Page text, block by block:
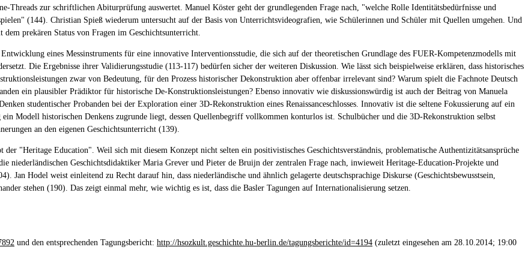
Threads zur schriftlichen Abiturprüfung auswertet. Manuel Köster geht der grundlegenden Frage nach, "welche Rolle Identitätsbedürfnisse und
(144). Christian Spieß wiederum untersucht auf der Basis von Unterrichtsvideografien, wie Schülerinnen und Schüler mit Quellen umgehen. Und
prekären Status von Fragen im Geschichtsunterricht.
eines Messinstruments für eine innovative Interventionsstudie, die sich auf der theoretischen Grundlage des FUER-Kompetenzmodells mit
Die Ergebnisse ihrer Validierungsstudie (113-117) bedürfen sicher der weiteren Diskussion. Wie lässt sich beispielweise erklären, dass historisches
zwar von Bedeutung, für den Prozess historischer Dekonstruktion aber offenbar irrelevant sind? Warum spielt die Fachnote Deutsch
ein plausibler Prädiktor für historische De-Konstruktionsleistungen? Ebenso innovativ wie diskussionswürdig ist auch der Beitrag von Manuela
studentischer Probanden bei der Exploration einer 3D-Rekonstruktion eines Renaissanceschlosses. Innovativ ist die seltene Fokussierung auf ein
Modell historischen Denkens zugrunde liegt, dessen Quellenbegriff vollkommen konturlos ist. Schulbücher und die 3D-Rekonstruktion selbst
an den eigenen Geschichtsunterricht (139).
"Heritage Education". Weil sich mit diesem Konzept nicht selten ein positivistisches Geschichtsverständnis, problematische Authentizitätsansprüche
niederländischen Geschichtsdidaktiker Maria Grever und Pieter de Bruijn der zentralen Frage nach, inwieweit Heritage-Education-Projekte und
Jan Hodel weist einleitend zu Recht darauf hin, dass niederländische und ähnlich gelagerte deutschsprachige Diskurse (Geschichtsbewusstsein,
stehen (190). Das zeigt einmal mehr, wie wichtig es ist, dass die Basler Tagungen auf Internationalisierung setzen.
und den entsprechenden Tagungsbericht: http://hsozkult.geschichte.hu-berlin.de/tagungsberichte/id=4194 (zuletzt eingesehen am 28.10.2014; 19:00